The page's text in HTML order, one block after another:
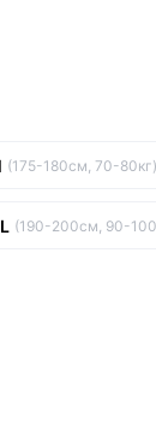
(175-180см, 70-80кг)
(190-200см, 90-